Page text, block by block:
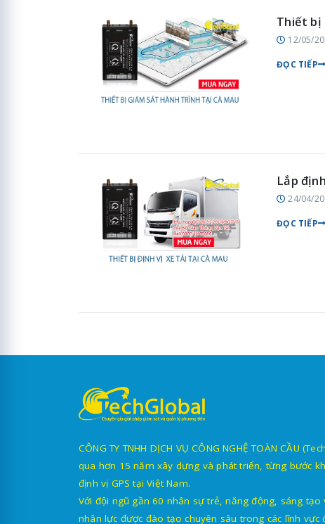
Thiết bị
12/05/
ĐỌC TIẾP
Lắp
24/04/
ĐỌC TIẾP
CÔNG TY TNHH DỊCH VỤ CÔNG NGHỆ TOÀN CẦU
qua hơn 15 năm xây dựng và phát triển, từng bước
định vị GPS tại Việt Nam.
Với đội ngũ gần 60 nhân sự trẻ, năng động, sáng
nhân lực được đào tạo chuyên sâu trong các lĩnh